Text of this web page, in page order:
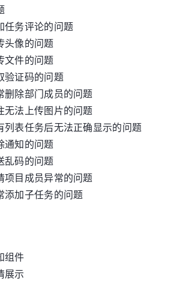
任务评论的问题
头像的问题
文件的问题
验证码的问题
删除部门成员的问题
无法上传图片的问题
列表任务后无法正确显示的问题
通知的问题
乱码的问题
项目成员异常的问题
添加子任务的问题
组件
展示